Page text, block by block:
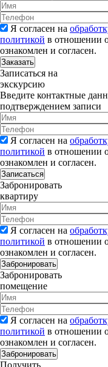
Я согласен на
политикой в отношении
ознакомлен и согласен.
Заказать
Записаться на
экскурсию
Введите контактные
подтверждением записи
Я согласен на
политикой в отношении
ознакомлен и согласен.
Записаться
Забронировать
квартиру
Я согласен на
политикой в отношении
ознакомлен и согласен.
Забронировать
Забронировать
помещение
Я согласен на
политикой в отношении
ознакомлен и согласен.
Забронировать
Получить